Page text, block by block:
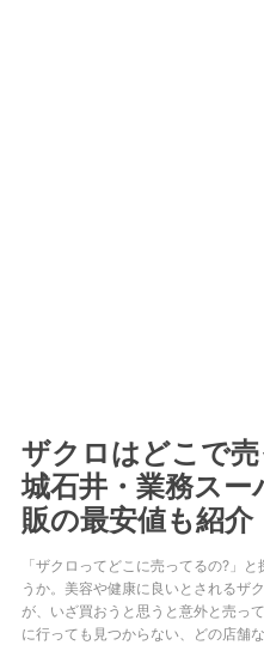
ザクロはどこで
城石井・業務ス
販の最安値も紹介
「ザクロってどこに売ってるの?」
うか。美容や健康に良いとされるザ
が、いざ買おうと思うと意外と売っ
に行っても見つからない、どの店舗